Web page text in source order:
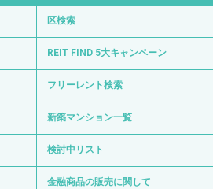
区検索
REIT FIND 5大キャンペーン
フリーレント検索
新築マンション一覧
検討中リスト
金融商品の販売に関して